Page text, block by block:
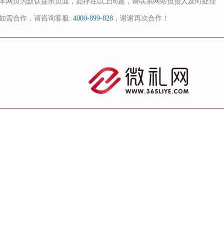
需合作，请咨询客服: 4000-899-828 ，谢谢再次合作！